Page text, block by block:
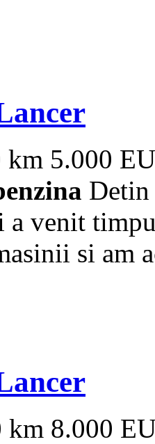
km 5.000
Detin
a venit
si am
km 8.000